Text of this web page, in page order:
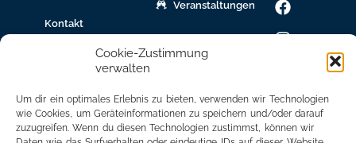
Cookie-Zustimmung
verwalten
Um dir ein optimales Erlebnis zu bieten, verwenden wir Technologien
wie Cookies, um Geräteinformationen zu speichern und/oder darauf
zuzugreifen. Wenn du diesen Technologien zustimmst, können wir
Kontakt
Veranstaltungen
gew.
Immobilien
Newsletter
Anmeldung